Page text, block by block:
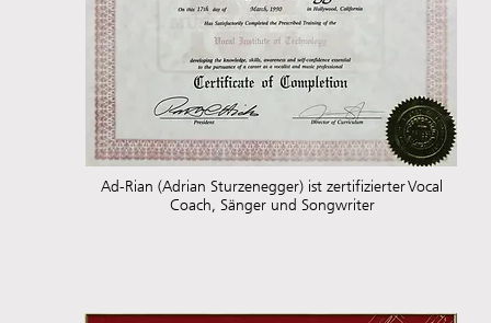
Ad-Rian (Adrian Sturzenegger) ist zertifizierter Vocal
Coach, Sänger und Songwriter